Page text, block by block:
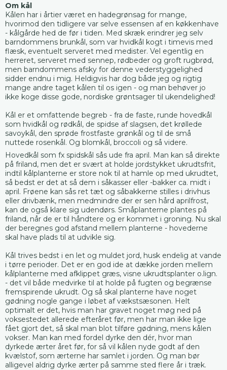
Om kål
Kålen har i årtier været en hadegrønsag for mange,
hvorimod den tidligere var selve essensen af en køkkenhave
- kålgårde hed de før i tiden. Med skræk erindrer jeg selv
barndommens brunkål, som var hvidkål kogt i timevis med
flæsk, eventuelt serveret med medister. Vel egentlig en
herreret, serveret med sennep, rødbeder og groft rugbrød,
men barndommens afsky for denne vederstyggelighed
sidder endnu i mig. Heldigvis har dog både jeg og rigtig
mange andre taget kålen til os igen - og man behøver jo
ikke koge disse gode, nordiske grøntsager til ukendelighed!
Kål er et omfattende begreb - fra de faste, runde hovedkål
som hvidkål og rødkål, de spidse af slagsen, det krøllede
savoykål, den sprøde frostfaste grønkål og til de små
nuttede rosenkål. Og blomkål, broccoli og så videre.
Hovedkål som fx spidskål sås ude fra april. Man kan så direkte
på friland, men det er svært at holde jordstykket ukrudtsfrit,
indtil kålplanterne er store nok til at hamle op med ukrudtet,
så bedst er det at så dem i såkasser eller -bakker ca. midt i
april. Frøene kan sås ret tæt og såbakkerne stilles i drivhus
eller drivbænk, men medmindre der er sen hård aprilfrost,
kan de også klare sig udendørs. Småplanterne plantes på
friland, når de er til håndtere og er kommet i groning. Nu skal
der beregnes god afstand mellem planterne - hovederne
skal have plads til at udvikle sig.
Kål trives bedst i en let og muldet jord, husk endelig at vande
i tørre perioder. Det er en god ide at dække jorden mellem
kålplanterne med afklippet græs, visne ukrudtsplanter o.lign.
- det vil både medvirke til at holde på fugten og begrænse
fremspirende ukrudt. Og så skal planterne have noget
gødning nogle gange i løbet af vækstsæsonen. Helt
optimalt er det, hvis man har gravet noget møg ned på
voksestedet allerede efteråret før, men har man ikke lige
fået gjort det, så skal man blot tilføre gødning, mens kålen
vokser. Man kan med fordel dyrke den dér, hvor man
dyrkede ærter året før, for så vil kålen nyde godt af den
kvælstof, som ærterne har samlet i jorden. Og man bør
alligevel aldrig dyrke ærter på samme sted flere år i træk.